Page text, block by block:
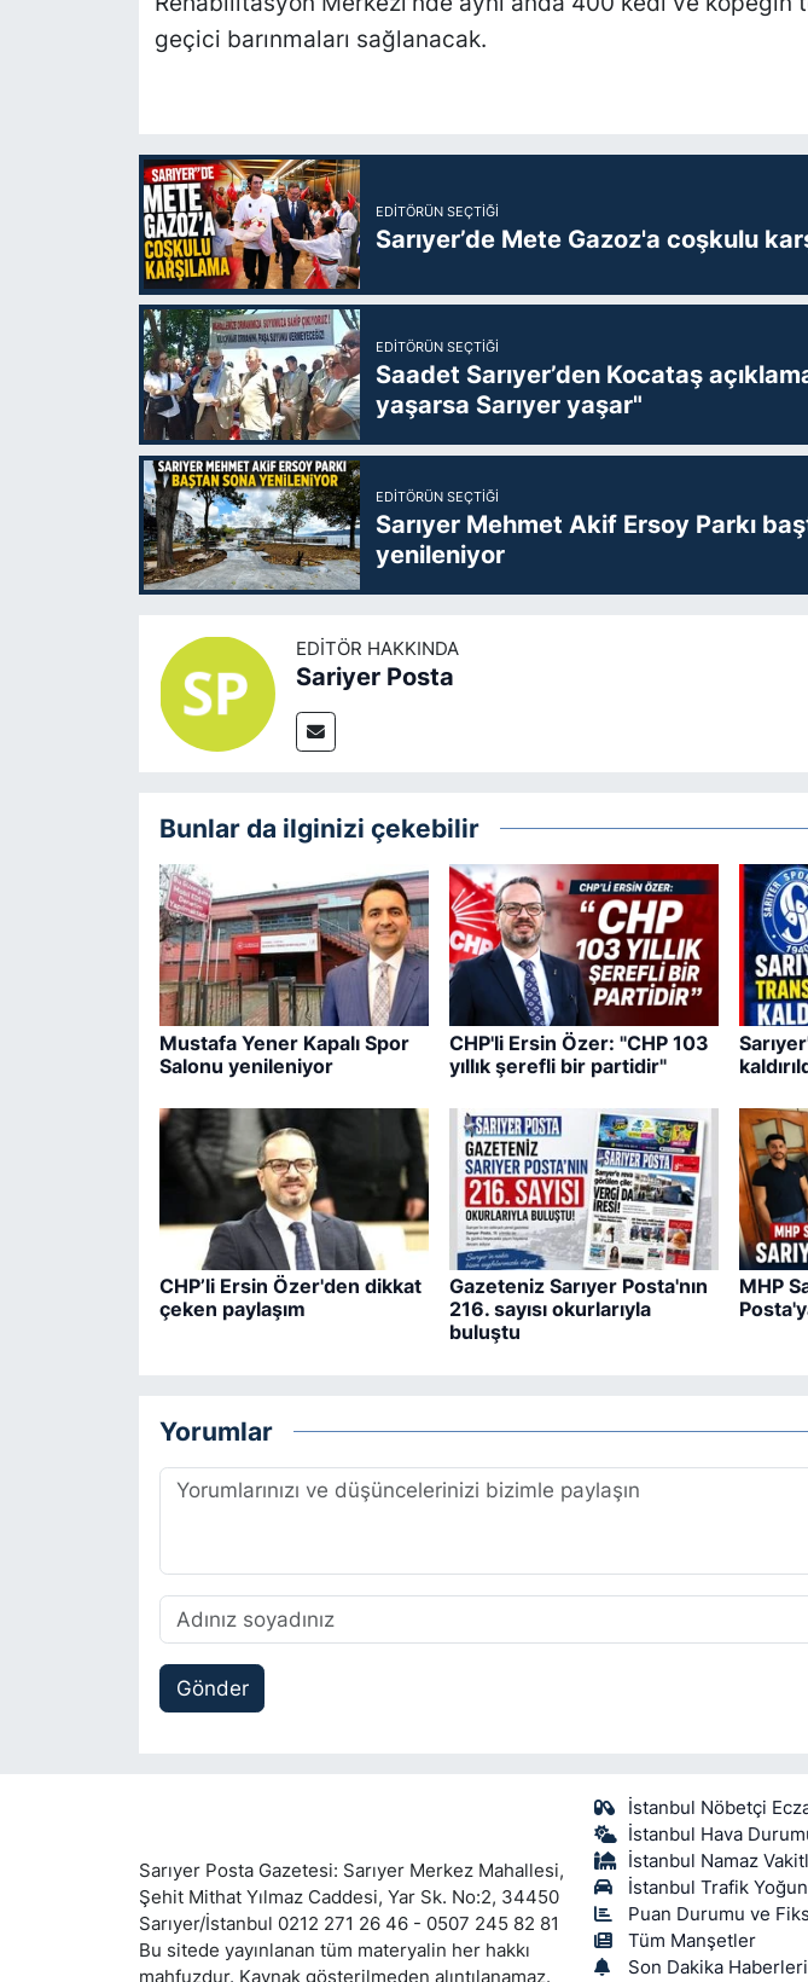
geçici barınmaları sağlanacak.
EDITÖRÜN SEÇTIĞI
Sarıyer’de Mete Gazoz'a coşkulu
EDITÖRÜN SEÇTIĞI
Saadet Sarıyer’den Kocataş
yaşarsa Sarıyer yaşar"
EDITÖRÜN SEÇTIĞI
Sarıyer Mehmet Akif Ersoy Parkı
yenileniyor
EDITÖR HAKKINDA
Sariyer Posta
Bunlar da ilginizi çekebilir
Mustafa Yener Kapalı Spor
Salonu yenileniyor
CHP'li Ersin Özer: "CHP 103
yıllık şerefli bir partidir"
CHP’li Ersin Özer'den dikkat
çeken paylaşım
Gazeteniz Sarıyer Posta'nın
216. sayısı okurlarıyla
buluştu
MHP
Yorumlar
Gönder
Sarıyer Posta Gazetesi: Sarıyer Merkez Mahallesi,
Şehit Mithat Yılmaz Caddesi, Yar Sk. No:2, 34450
Sarıyer/İstanbul 0212 271 26 46 - 0507 245 82 81
Bu sitede yayınlanan tüm materyalin her hakkı
mahfuzdur. Kaynak gösterilmeden alıntılanamaz.
İstanbul Nöbetçi
İstanbul Hava
İstanbul Namaz
İstanbul Trafik
Puan Durumu ve
Tüm Manşetler
Son Dakika Haberleri